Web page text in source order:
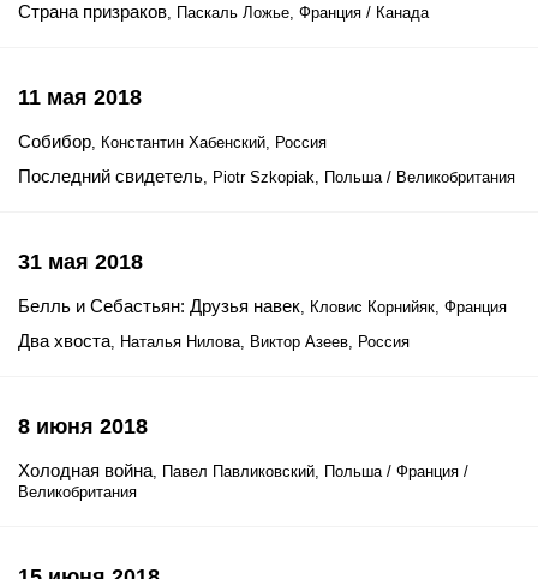
Страна призраков, Паскаль Ложье, Франция / Канада
11 мая 2018
Собибор, Константин Хабенский, Россия
Последний свидетель, Piotr Szkopiak, Польша / Великобритания
31 мая 2018
Белль и Себастьян: Друзья навек, Кловис Корнийяк, Франция
Два хвоста, Наталья Нилова, Виктор Азеев, Россия
8 июня 2018
Холодная война, Павел Павликовский, Польша / Франция /
Великобритания